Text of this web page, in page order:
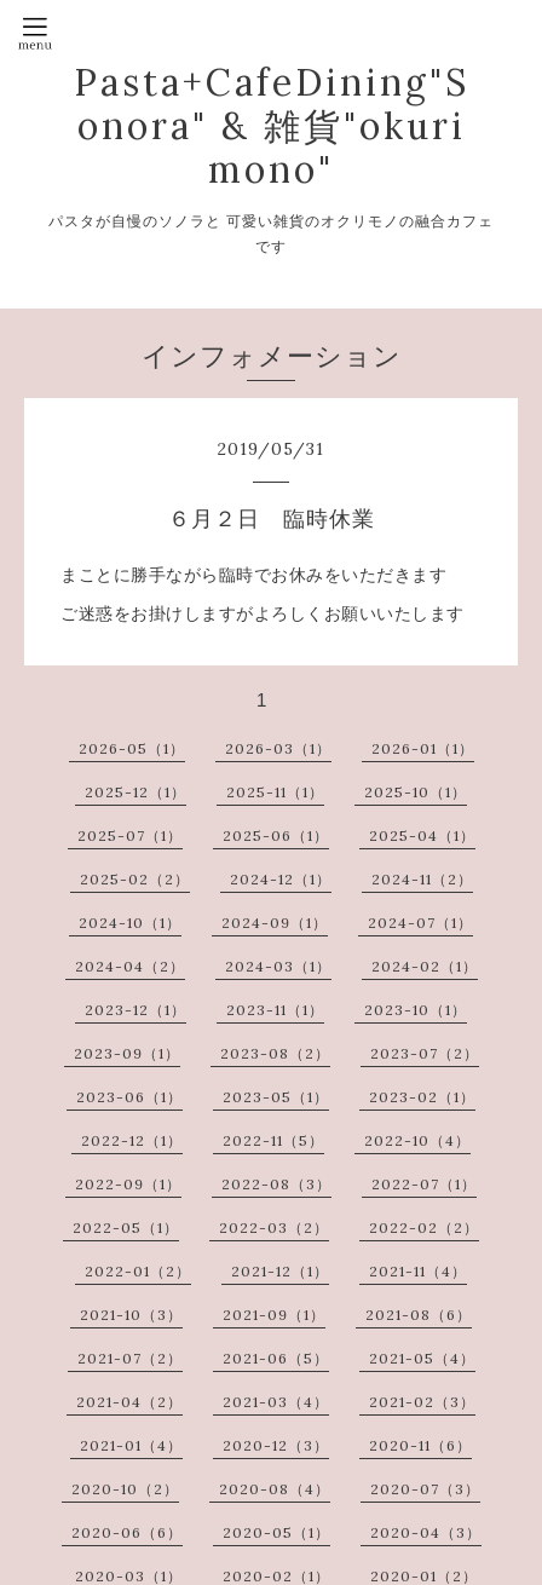
Pasta+CafeDining"S
onora" & 雑貨"okuri
mono"
パスタが自慢のソノラと 可愛い雑貨のオクリモノの融合カフェ
です
インフォメーション
2019/05/31
６月２日 臨時休業
まことに勝手ながら臨時でお休みをいただきます
ご迷惑をお掛けしますがよろしくお願いいたします
1
2026-05（1） 2026-03（1） 2026-01（1）
2025-12（1） 2025-11（1） 2025-10（1）
2025-07（1） 2025-06（1） 2025-04（1）
2025-02（2） 2024-12（1） 2024-11（2）
2024-10（1） 2024-09（1） 2024-07（1）
2024-04（2） 2024-03（1） 2024-02（1）
2023-12（1） 2023-11（1） 2023-10（1）
2023-09（1） 2023-08（2） 2023-07（2）
2023-06（1） 2023-05（1） 2023-02（1）
2022-12（1） 2022-11（5） 2022-10（4）
2022-09（1） 2022-08（3） 2022-07（1）
2022-05（1） 2022-03（2） 2022-02（2）
2022-01（2） 2021-12（1） 2021-11（4）
2021-10（3） 2021-09（1） 2021-08（6）
2021-07（2） 2021-06（5） 2021-05（4）
2021-04（2） 2021-03（4） 2021-02（3）
2021-01（4） 2020-12（3） 2020-11（6）
2020-10（2） 2020-08（4） 2020-07（3）
2020-06（6） 2020-05（1） 2020-04（3）
2020-03（1） 2020-02（1） 2020-01（2）